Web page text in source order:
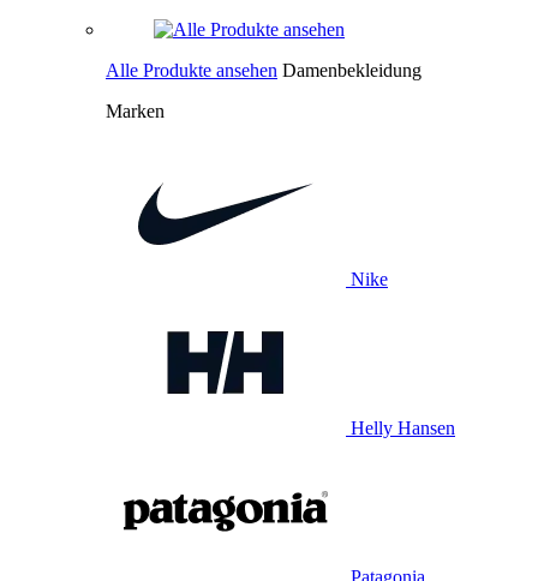
Alle Produkte ansehen Damenbekleidung
Marken
Nike
Helly Hansen
Patagonia